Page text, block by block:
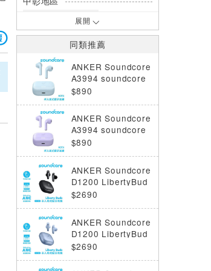
台中英才店
嘉南地區
高雄中華店
高雄鳳山店
網路訂購
*庫存數量：網路訂購(0)、少量庫存
(1~2)、現貨充足(3以上)。
*門市庫存以店內實際數量為準，可使
用專人服務或撥打門市電話洽詢。
展開
同類推薦
ANKER Soundcore
A3994 soundcore
K20i 半入耳式藍牙
$890
ANKER Soundcore
A3994 soundcore
K20i 半入耳式藍牙
$890
ANKER Soundcore
D1200 LibertyBud
s 半入耳式降噪藍牙
$2690
ANKER Soundcore
D1200 LibertyBud
s 半入耳式降噪藍牙
$2690